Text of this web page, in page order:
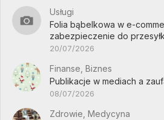
Usługi
Folia bąbelkowa w e-
zabezpieczenie do
20/07/2026
Finanse, Biznes
Publikacje w mediach a
08/07/2026
Zdrowie, Medycyna